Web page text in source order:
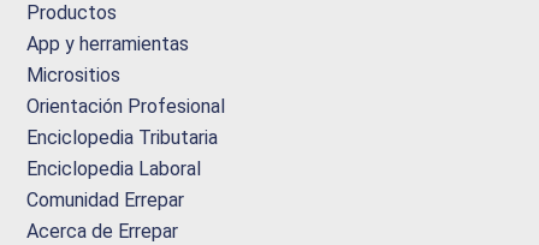
Productos
App y herramientas
Micrositios
Orientación Profesional
Enciclopedia Tributaria
Enciclopedia Laboral
Comunidad Errepar
Acerca de Errepar